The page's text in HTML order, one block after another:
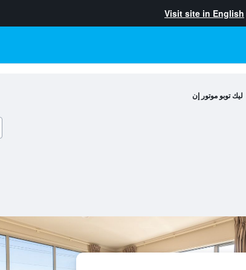
Visit site in English
ليك توبو موتور إن